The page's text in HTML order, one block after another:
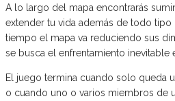
A lo largo del mapa encontrarás
extender tu vida además de todo tipo
tiempo el mapa va reduciendo sus
se busca el enfrentamiento inevitable
El juego termina cuando solo queda
o cuando uno o varios miembros de